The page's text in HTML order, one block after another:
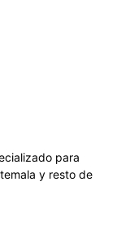
para
y resto de